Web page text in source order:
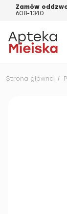
Zamów
608-1340
Strona główna /